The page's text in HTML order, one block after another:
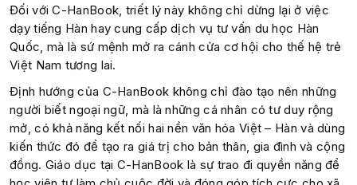
Đối với C-HanBook, triết lý này không chỉ dừng lại ở việc
dạy tiếng Hàn hay cung cấp dịch vụ tư vấn du học Hàn
Quốc, mà là sứ mệnh mở ra cánh cửa cơ hội cho thế hệ trẻ
Việt Nam tương lai.
Định hướng của C-HanBook không chỉ đào tạo nên những
người biết ngoại ngữ, mà là những cá nhân có tư duy rộng
mở, có khả năng kết nối hai nền văn hóa Việt – Hàn và dùng
kiến thức đó để tạo ra giá trị cho bản thân, gia đình và cộng
đồng. Giáo dục tại C-HanBook là sự trao đi quyền năng để